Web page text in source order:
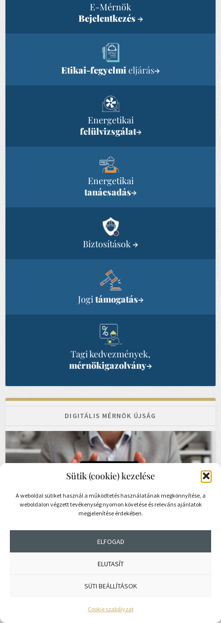
Sütik (cookie) kezelése
A weboldal sütiket használ a működtetés használatának megkönnyítése, a
weboldalon végzett tevékenység nyomon követése és releváns ajánlatok
megjelenítése érdekében.
ELFOGAD
ELUTASÍT
SÜTI BEÁLLÍTÁSOK
Cookie szabályzat
E-Mérnök
Bejelentkezés →
Etikai-fegyelmi eljárás→
Energetikai
felülvizsgálat→
Energetikai
tanácsadás→
Biztosítások→
Jogi támogatás→
Tagi kedvezmények,
mérnökigazolvány→
DIGITÁLIS MÉRNÖK ÚJSÁG